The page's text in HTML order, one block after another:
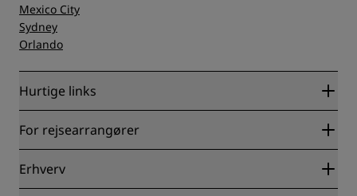
Mexico City
Sydney
Orlando
Hurtige links
Radisson Rewards
Blog
Destinationer
For rejsearrangører
Partnere
Erhverv